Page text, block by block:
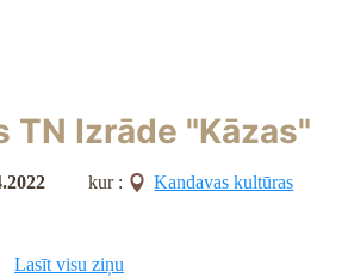
TN Izrāde "Kāzas"
kur :
Kandavas kultūras
Lasīt visu ziņu